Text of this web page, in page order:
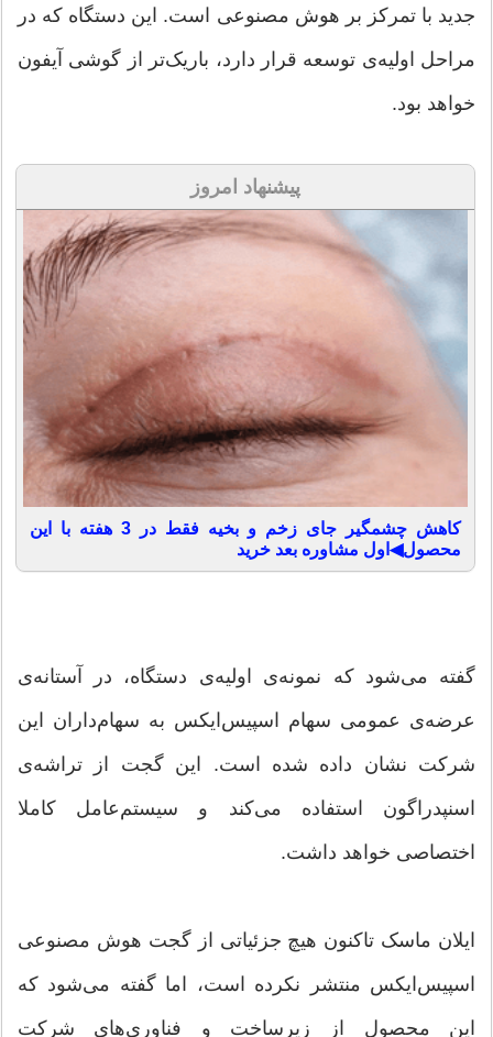
جدید با تمرکز بر هوش مصنوعی است. این دستگاه که در
مراحل اولیه‌ی توسعه قرار دارد، باریک‌تر از گوشی آیفون
خواهد بود.
پیشنهاد امروز
کاهش چشمگیر جای زخم و بخیه فقط در 3 هفته با این
محصول◀اول مشاوره بعد خرید
گفته می‌شود که نمونه‌ی اولیه‌ی دستگاه، در آستانه‌ی
عرضه‌ی عمومی سهام‌ اسپیس‌ایکس به سهام‌داران این
شرکت نشان داده شده است. این گجت از تراشه‌ی
اسنپدراگون استفاده می‌کند و سیستم‌عامل کاملا
اختصاصی خواهد داشت.
ایلان ماسک تاکنون هیچ جزئیاتی از گجت هوش مصنوعی
اسپیس‌ایکس منتشر نکرده است، اما گفته می‌شود که
این محصول از زیرساخت و فناوری‌های شرکت